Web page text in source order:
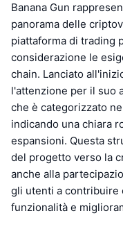
Banana Gun
panorama delle
piattaforma di trading
considerazione le
chain. Lanciato
l'attenzione per il suo
che è categorizzato
indicando una chiara
espansioni. Questa
del progetto verso la
anche alla
gli utenti a contribuire
funzionalità e